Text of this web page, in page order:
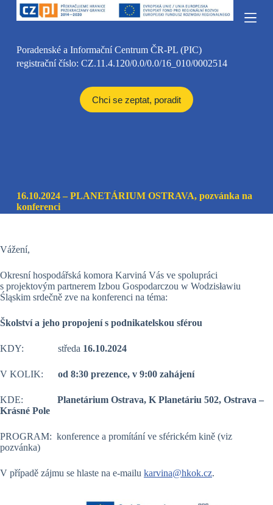
k
p
o
Poradenské a Informační Centrum ČR-PL (PIC)
registrační číslo: CZ.11.4.120/0.0/0.0/16_010/0002514
Chci se zeptat, poradit
16.10.2024 – PLANETÁRIUM OSTRAVA, pozvánka na
konferenci
Vážení,
Okresní hospodářská komora Karviná Vás ve spolupráci
s projektovým partnerem Izbou Gospodarczou w Wodzisławiu
Śląskim srdečně zve na konferenci na téma:
Školství a jeho propojení s podnikatelskou sférou
KDY: středa 16.10.2024
V KOLIK: od 8:30 prezence, v 9:00 zahájení
KDE: Planetárium Ostrava, K Planetáriu 502, Ostrava –
Krásné Pole
PROGRAM: konference a promítání ve sférickém kině (viz
pozvánka)
V případě zájmu se hlaste na e-mailu karvina@hkok.cz.